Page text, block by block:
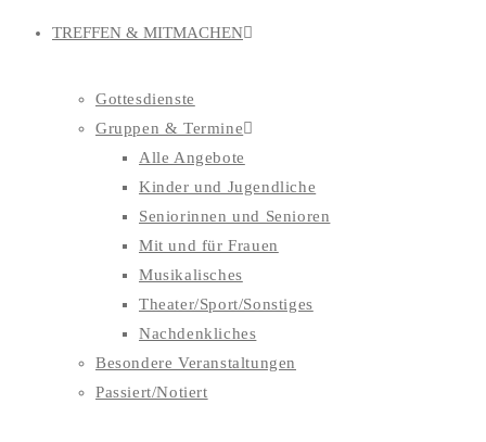
TREFFEN & MITMACHEN
Gottesdienste
Gruppen & Termine
Alle Angebote
Kinder und Jugendliche
Seniorinnen und Senioren
Mit und für Frauen
Musikalisches
Theater/Sport/Sonstiges
Nachdenkliches
Besondere Veranstaltungen
Passiert/Notiert